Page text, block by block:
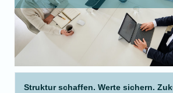
Struktur schaffen. Werte sichern.